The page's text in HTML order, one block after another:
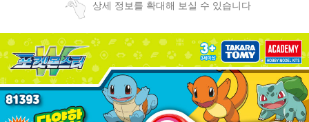
상세 정보를 확대해 보실 수 있습니다